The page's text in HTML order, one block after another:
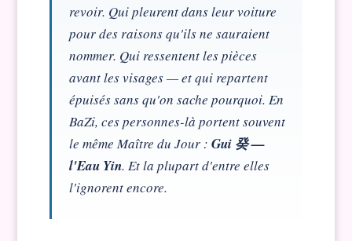
revoir. Qui pleurent dans leur voiture
pour des raisons qu'ils ne sauraient
nommer. Qui ressentent les pièces
avant les visages — et qui repartent
épuisés sans qu'on sache pourquoi. En
BaZi, ces personnes-là portent souvent
le même Maître du Jour : Gui 癸 —
l'Eau Yin. Et la plupart d'entre elles
l'ignorent encore.